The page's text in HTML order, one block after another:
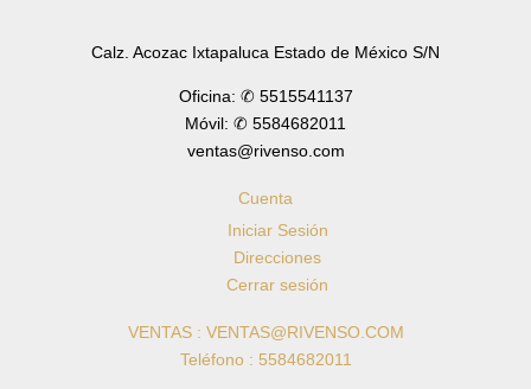
Calz. Acozac Ixtapaluca Estado de México S/N
Oficina: ✆ 5515541137
Móvil: ✆ 5584682011
ventas@rivenso.com
Cuenta
Iniciar Sesión
Direcciones
Cerrar sesión
VENTAS : VENTAS@RIVENSO.COM
Teléfono : 5584682011